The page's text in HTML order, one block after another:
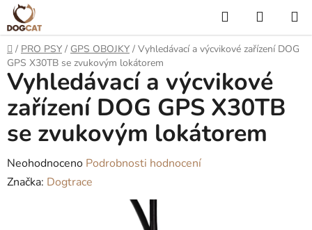
Přejít
na
obsah
Hledat
KOŠÍK
Domů
/ PRO PSY / GPS OBOJKY / Vyhledávací a výcvikové zařízení DOG
GPS X30TB se zvukovým lokátorem
Vyhledávací a výcvikové
zařízení DOG GPS X30TB
se zvukovým lokátorem
Průměrné
hodnocení
Neohodnoceno Podrobnosti hodnocení
Značka: Dogtrace